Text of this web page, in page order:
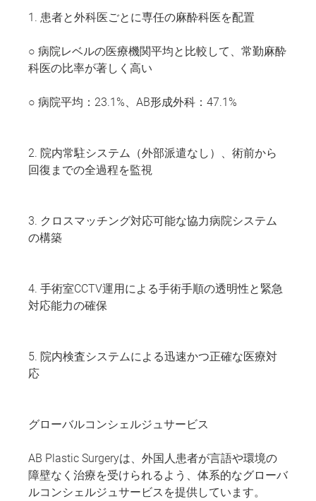
1. 患者と外科医ごとに専任の麻酔科医を配置
○ 病院レベルの医療機関平均と比較して、常勤麻酔
科医の比率が著しく高い
○ 病院平均：23.1%、AB形成外科：47.1%
2. 院内常駐システム（外部派遣なし）、術前から
回復までの全過程を監視
3. クロスマッチング対応可能な協力病院システム
の構築
4. 手術室CCTV運用による手術手順の透明性と緊急
対応能力の確保
5. 院内検査システムによる迅速かつ正確な医療対
応
グローバルコンシェルジュサービス
AB Plastic Surgeryは、外国人患者が言語や環境の
障壁なく治療を受けられるよう、体系的なグローバ
ルコンシェルジュサービスを提供しています。